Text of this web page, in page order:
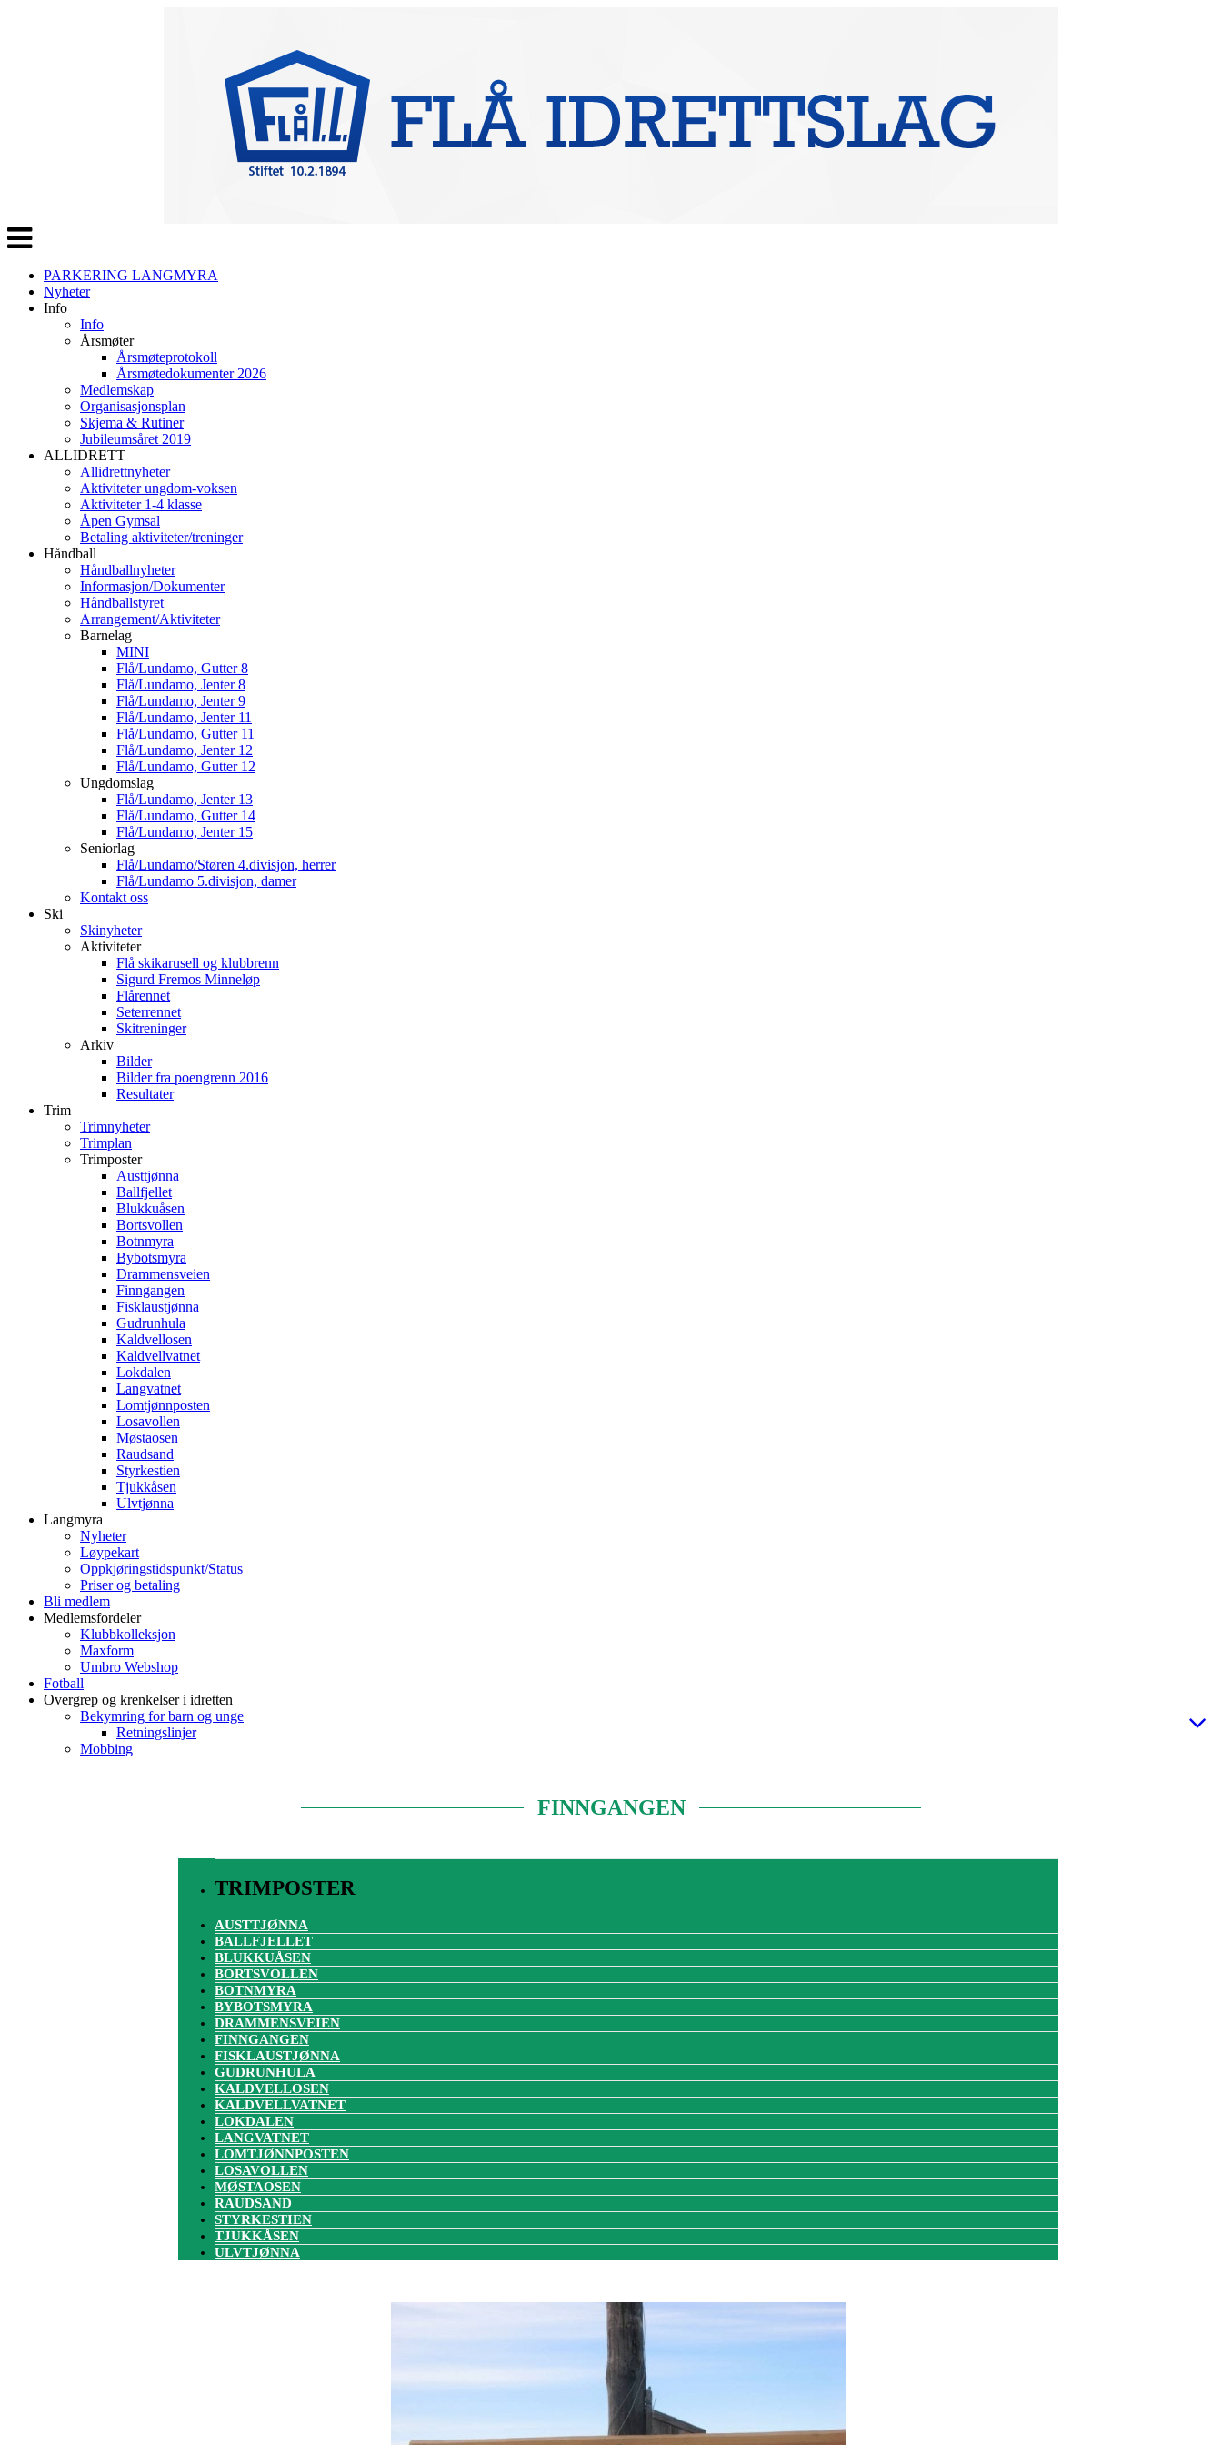
Veksle
navigasjon
PARKERING LANGMYRA
Nyheter
Info
Info
Årsmøter
Årsmøteprotokoll
Årsmøtedokumenter 2026
Medlemskap
Organisasjonsplan
Skjema & Rutiner
Jubileumsåret 2019
ALLIDRETT
Allidrettnyheter
Aktiviteter ungdom-voksen
Aktiviteter 1-4 klasse
Åpen Gymsal
Betaling aktiviteter/treninger
Håndball
Håndballnyheter
Informasjon/Dokumenter
Håndballstyret
Arrangement/Aktiviteter
Barnelag
MINI
Flå/Lundamo, Gutter 8
Flå/Lundamo, Jenter 8
Flå/Lundamo, Jenter 9
Flå/Lundamo, Jenter 11
Flå/Lundamo, Gutter 11
Flå/Lundamo, Jenter 12
Flå/Lundamo, Gutter 12
Ungdomslag
Flå/Lundamo, Jenter 13
Flå/Lundamo, Gutter 14
Flå/Lundamo, Jenter 15
Seniorlag
Flå/Lundamo/Støren 4.divisjon, herrer
Flå/Lundamo 5.divisjon, damer
Kontakt oss
Ski
Skinyheter
Aktiviteter
Flå skikarusell og klubbrenn
Sigurd Fremos Minneløp
Flårennet
Seterrennet
Skitreninger
Arkiv
Bilder
Bilder fra poengrenn 2016
Resultater
Trim
Trimnyheter
Trimplan
Trimposter
Austtjønna
Ballfjellet
Blukkuåsen
Bortsvollen
Botnmyra
Bybotsmyra
Drammensveien
Finngangen
Fisklaustjønna
Gudrunhula
Kaldvellosen
Kaldvellvatnet
Lokdalen
Langvatnet
Lomtjønnposten
Losavollen
Møstaosen
Raudsand
Styrkestien
Tjukkåsen
Ulvtjønna
Langmyra
Nyheter
Løypekart
Oppkjøringstidspunkt/Status
Priser og betaling
Bli medlem
Medlemsfordeler
Klubbkolleksjon
Maxform
Umbro Webshop
Fotball
Overgrep og krenkelser i idretten
Bekymring for barn og unge
Retningslinjer
Mobbing
FINNGANGEN
TRIMPOSTER
AUSTTJØNNA
BALLFJELLET
BLUKKUÅSEN
BORTSVOLLEN
BOTNMYRA
BYBOTSMYRA
DRAMMENSVEIEN
FINNGANGEN
FISKLAUSTJØNNA
GUDRUNHULA
KALDVELLOSEN
KALDVELLVATNET
LOKDALEN
LANGVATNET
LOMTJØNNPOSTEN
LOSAVOLLEN
MØSTAOSEN
RAUDSAND
STYRKESTIEN
TJUKKÅSEN
ULVTJØNNA